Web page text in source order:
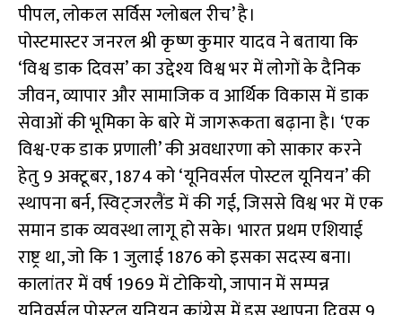
पीपल, लोकल सर्विस ग्लोबल रीच’ है।
पोस्टमास्टर जनरल श्री कृष्ण कुमार यादव ने बताया कि
‘विश्व डाक दिवस’ का उद्देश्य विश्व भर में लोगों के दैनिक
जीवन, व्यापार और सामाजिक व आर्थिक विकास में डाक
सेवाओं की भूमिका के बारे में जागरूकता बढ़ाना है। ‘एक
विश्व-एक डाक प्रणाली’ की अवधारणा को साकार करने
हेतु 9 अक्टूबर, 1874 को ‘यूनिवर्सल पोस्टल यूनियन’ की
स्थापना बर्न, स्विट्जरलैंड में की गई, जिससे विश्व भर में एक
समान डाक व्यवस्था लागू हो सके। भारत प्रथम एशियाई
राष्ट्र था, जो कि 1 जुलाई 1876 को इसका सदस्य बना।
कालांतर में वर्ष 1969 में टोकियो, जापान में सम्पन्न